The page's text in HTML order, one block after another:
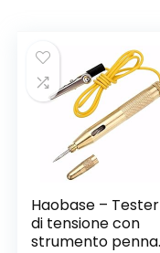
Haobase – Tester
di tensione con
strumento penna